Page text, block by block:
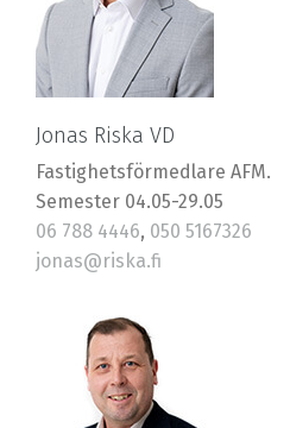
Jonas Riska VD
Fastighetsförmedlare AFM.
Semester 04.05-29.05
06 788 4446, 050 5167326
jonas@riska.fi